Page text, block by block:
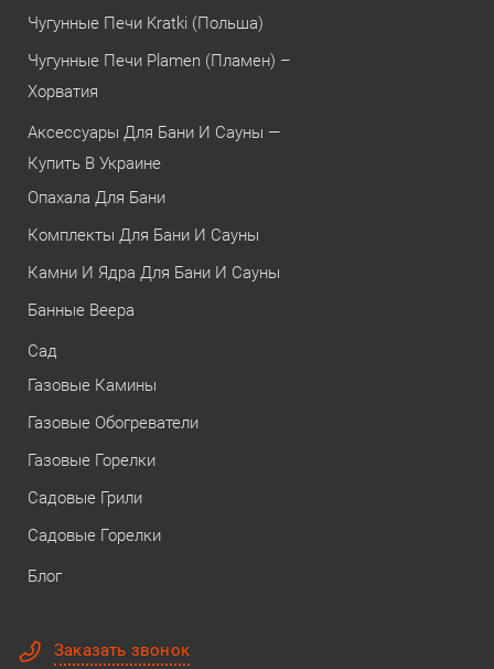
Чугунные Печи Kratki (Польша)
Чугунные Печи Plamen (Пламен) –
Хорватия
Аксессуары Для Бани И Сауны —
Купить В Украине
Опахала Для Бани
Комплекты Для Бани И Сауны
Камни И Ядра Для Бани И Сауны
Банные Веера
Сад
Газовые Камины
Газовые Обогреватели
Газовые Горелки
Садовые Грили
Садовые Горелки
Блог
Заказать звонок